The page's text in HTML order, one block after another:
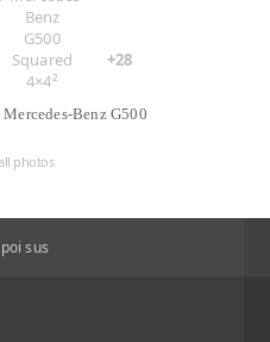
+28
Benz G500
photos
sus